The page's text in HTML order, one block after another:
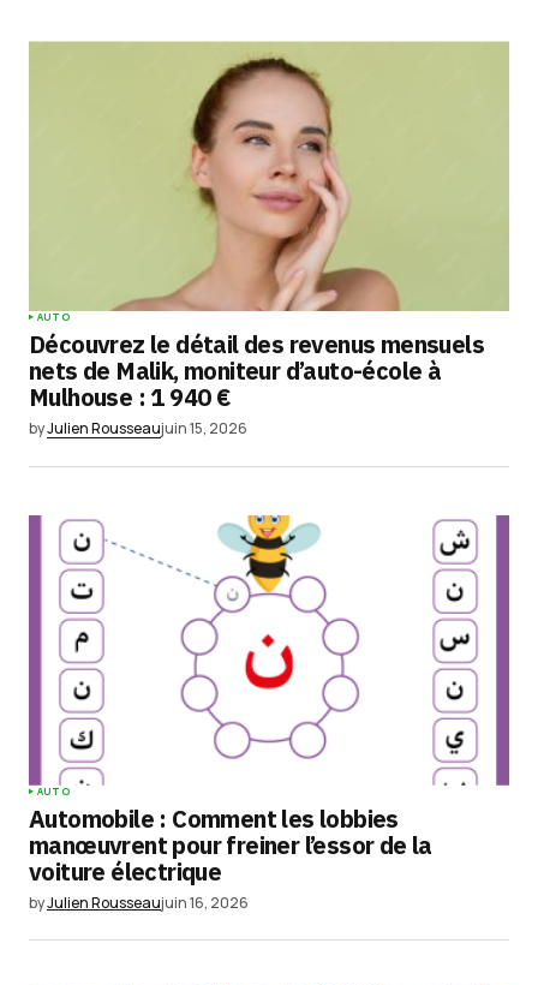
AUTO
Découvrez le détail des revenus mensuels
nets de Malik, moniteur d’auto-école à
Mulhouse : 1 940 €
byJulien Rousseaujuin 15, 2026
AUTO
Automobile : Comment les lobbies
manœuvrent pour freiner l’essor de la
voiture électrique
byJulien Rousseaujuin 16, 2026